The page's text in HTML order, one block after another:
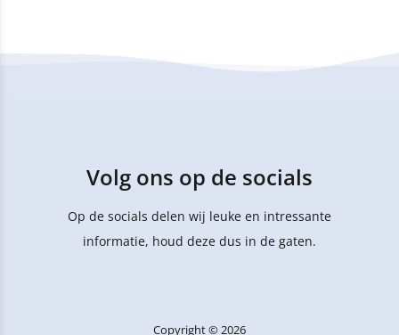
Volg ons op de socials
Op de socials delen wij leuke en intressante
informatie, houd deze dus in de gaten.
Copyright © 2026